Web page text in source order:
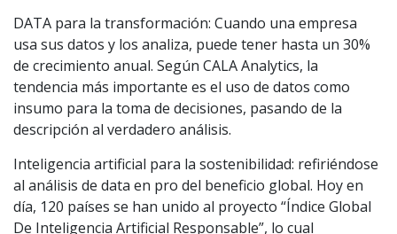
DATA para la transformación: Cuando una empresa
usa sus datos y los analiza, puede tener hasta un 30%
de crecimiento anual. Según CALA Analytics, la
tendencia más importante es el uso de datos como
insumo para la toma de decisiones, pasando de la
descripción al verdadero análisis.
Inteligencia artificial para la sostenibilidad: refiriéndose
al análisis de data en pro del beneficio global. Hoy en
día, 120 países se han unido al proyecto “Índice Global
De Inteligencia Artificial Responsable”, lo cual